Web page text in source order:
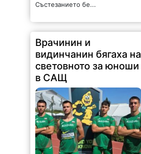
Състезанието бе...
Врачинин и
видинчанин бягаха на
световното за юноши
в САЩ